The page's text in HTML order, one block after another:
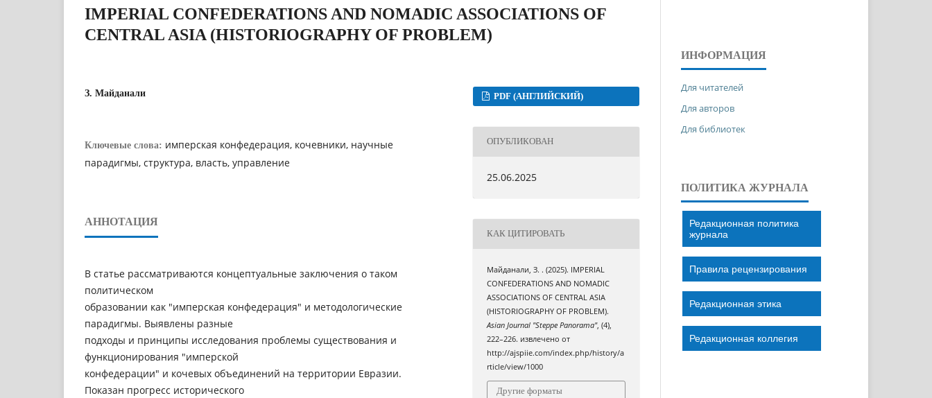
IMPERIAL CONFEDERATIONS AND NOMADIC ASSOCIATIONS OF
CENTRAL ASIA (HISTORIOGRAPHY OF PROBLEM)
З. Майданали
Ключевые слова: имперская конфедерация, кочевники, научные
парадигмы, структура, власть, управление
АННОТАЦИЯ
В статье рассматриваются концептуальные заключения о таком
политическом
образовании как "имперская конфедерация" и методологические
парадигмы. Выявлены разные
подходы и принципы исследования проблемы существования и
функционирования "имперской
конфедерации" и кочевых объединений на территории Евразии.
Показан прогресс исторического
PDF (АНГЛИЙСКИЙ)
ОПУБЛИКОВАН
25.06.2025
КАК ЦИТИРОВАТЬ
Майданали, З. . (2025). IMPERIAL
CONFEDERATIONS AND NOMADIC
ASSOCIATIONS OF CENTRAL ASIA
(HISTORIOGRAPHY OF PROBLEM).
Asian Journal "Steppe Panorama", (4),
222–226. извлечено от
http://ajspiie.com/index.php/history/a
rticle/view/1000
Другие форматы
ИНФОРМАЦИЯ
Для читателей
Для авторов
Для библиотек
ПОЛИТИКА ЖУРНАЛА
Редакционная политика
журнала
Правила рецензирования
Редакционная этика
Редакционная коллегия